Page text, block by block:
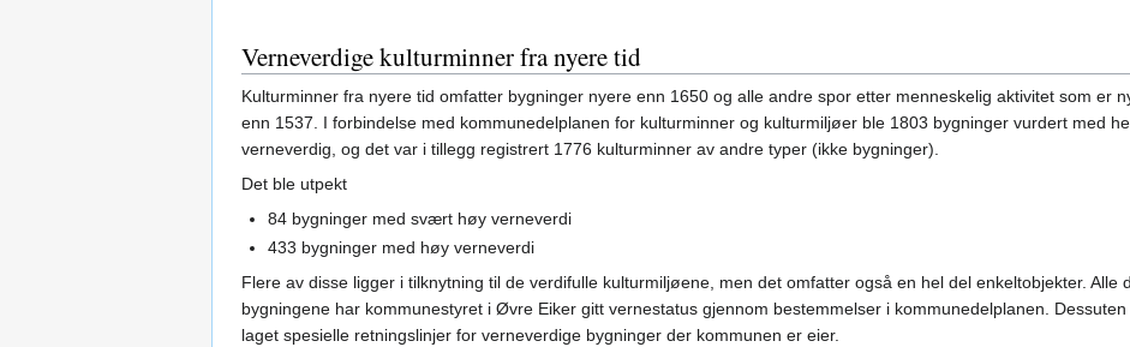
Verneverdige kulturminner fra nyere tid
Kulturminner fra nyere tid omfatter bygninger nyere enn 1650 og alle andre spor etter menneskelig aktivitet som er
enn 1537. I forbindelse med kommunedelplanen for kulturminner og kulturmiljøer ble 1803 bygninger vurdert med
verneverdig, og det var i tillegg registrert 1776 kulturminner av andre typer (ikke bygninger).
Det ble utpekt
84 bygninger med svært høy verneverdi
433 bygninger med høy verneverdi
Flere av disse ligger i tilknytning til de verdifulle kulturmiljøene, men det omfatter også en hel del enkeltobjekter. Alle
bygningene har kommunestyret i Øvre Eiker gitt vernestatus gjennom bestemmelser i kommunedelplanen.
laget spesielle retningslinjer for verneverdige bygninger der kommunen er eier.